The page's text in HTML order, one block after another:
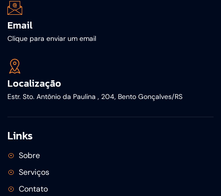
Email
Clique para enviar um email
Localização
Estr. Sto. Antônio da Paulina , 204, Bento Gonçalves/RS
Links
Sobre
Serviços
Contato